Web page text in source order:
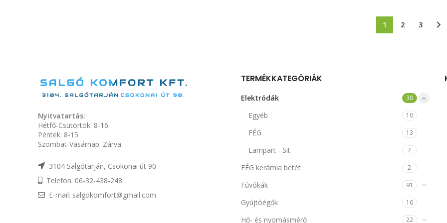
1 2 3
Nyitvatartás:
Hétfő-Csütörtök: 8-16
Péntek: 8-15
Szombat-Vasárnap: Zárva
3104 Salgótarján, Csokonai út 90.
Telefon: 06-32-438-248
E-mail: salgokomfort@gmail.com
TERMÉKKATEGÓRIÁK
Elektródák 30
Egyéb 10
FÉG 13
Lampart - Sit 7
FÉG kerámia betét 2
Fúvókák 91
Gyújtóégők 16
Hő- és nyomásmérő 22